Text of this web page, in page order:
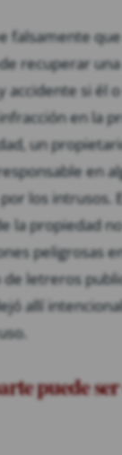
falsamente
recuperar
accidente si él
en la
un
en
los intrusos.
la propiedad
peligrosas
letreros
allí
puede